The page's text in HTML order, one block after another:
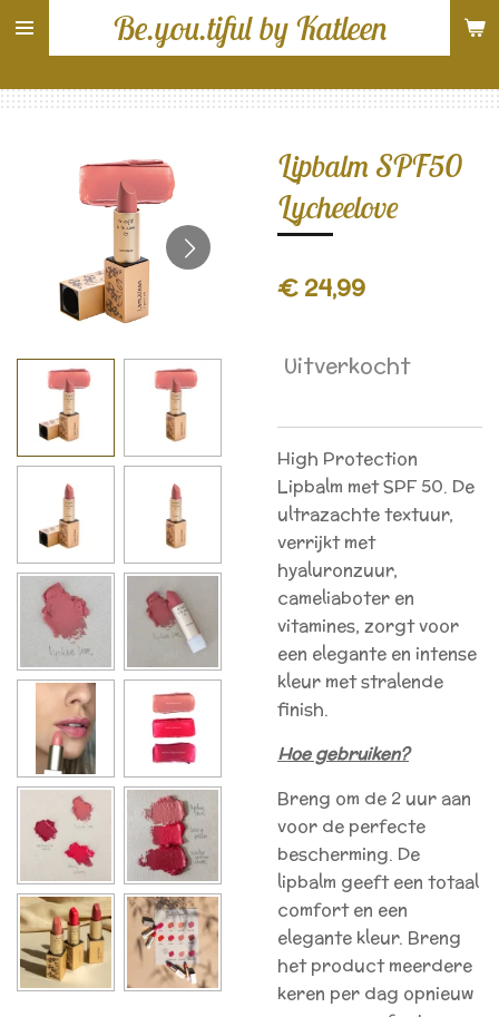
Ga
direct
de
Be.you.tiful by Katleen
Lipbalm SPF50
Lycheelove
€ 24,99
Uitverkocht
High Protection
Lipbalm met SPF 50. De
ultrazachte textuur,
verrijkt met
hyaluronzuur,
cameliaboter en
vitamines, zorgt voor
een elegante en intense
kleur met stralende
finish.
Hoe gebruiken?
Breng om de 2 uur aan
voor de perfecte
bescherming. De
lipbalm geeft een totaal
comfort en een
elegante kleur. Breng
het product meerdere
keren per dag opnieuw